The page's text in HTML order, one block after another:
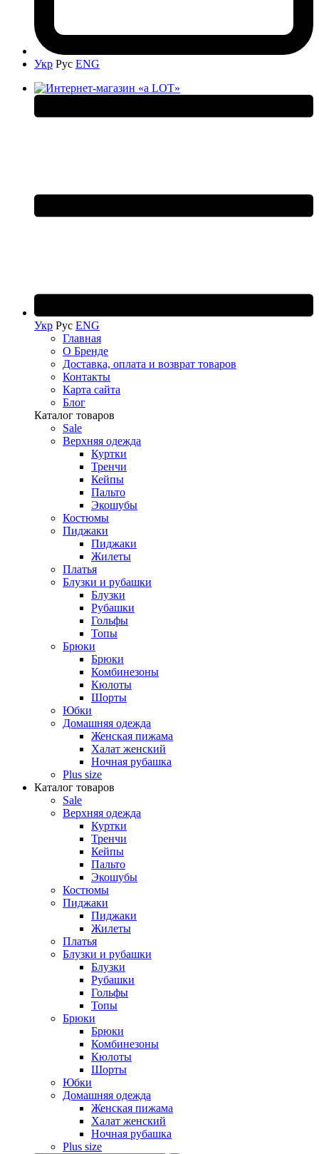
Укр Рус ENG
Укр Рус ENG
Главная
О Бренде
Доставка, оплата и возврат товаров
Контакты
Карта сайта
Блог
Каталог товаров
Sale
Верхняя одежда
Куртки
Тренчи
Кейпы
Пальто
Экошубы
Костюмы
Пиджаки
Пиджаки
Жилеты
Платья
Блузки и рубашки
Блузки
Рубашки
Гольфы
Топы
Брюки
Брюки
Комбинезоны
Кюлоты
Шорты
Юбки
Домашняя одежда
Женская пижама
Халат женский
Ночная рубашка
Plus size
Каталог товаров
Sale
Верхняя одежда
Куртки
Тренчи
Кейпы
Пальто
Экошубы
Костюмы
Пиджаки
Пиджаки
Жилеты
Платья
Блузки и рубашки
Блузки
Рубашки
Гольфы
Топы
Брюки
Брюки
Комбинезоны
Кюлоты
Шорты
Юбки
Домашняя одежда
Женская пижама
Халат женский
Ночная рубашка
Plus size